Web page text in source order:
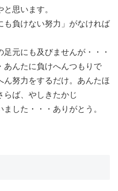
思います。
も負けない努力」がなければ
元にも及びませんが・・・
あんたに負けへんつもりで
努力をするだけ。あんたほ
らば、やしきたかじ
した・・・ありがとう。